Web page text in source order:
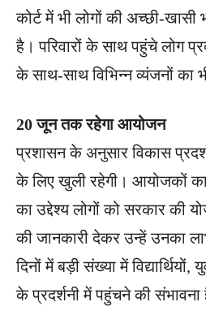
कोर्ट में भी लोगों की अच्छी-
है। परिवारों के साथ पहुंचे लोग
के साथ-साथ विभिन्न व्यंजनों का
20 जून तक रहेगा आयोजन
प्रशासन के अनुसार विकास
के लिए खुली रहेगी। आयोजकों का
का उद्देश्य लोगों को सरकार की
की जानकारी देकर उन्हें उनका
दिनों में बड़ी संख्या में
के प्रदर्शनी में पहुंचने की संभावना